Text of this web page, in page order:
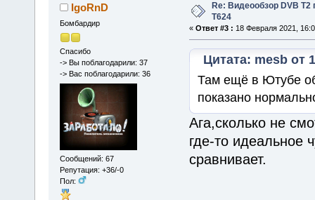
IgoRnD
Бомбардир
Спасибо
-> Вы поблагодарили: 37
-> Вас поблагодарили: 36
Сообщений: 67
Репутация: +36/-0
Пол:
Re: Видеообзор DVB
T624
« Ответ #3 : 18 Февраля 2021,
Цитата: mesb от
Там ещё в Ютубе
показано
Ага,сколько не
где-то идеальное
сравнивает.